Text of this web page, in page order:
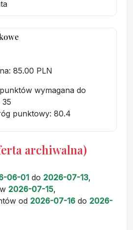
: 85.00 PLN
wymagana do
35
punktowy: 80.4
archiwalna)
06-01 do 2026-07-13,
2026-07-15,
od 2026-07-16 do 2026-